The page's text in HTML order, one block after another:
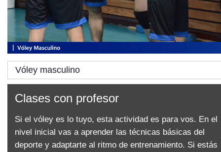
Vóley masculino
Clases con profesor
Si el vóley es lo tuyo, esta actividad es para vos. En el
nivel inicial vas a aprender las técnicas básicas del
deporte y adaptarte al ritmo de entrenamiento. Si estás